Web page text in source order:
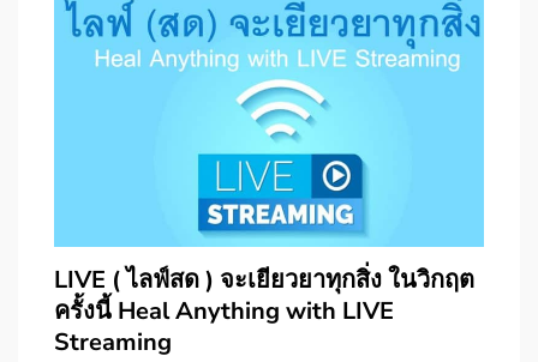
LIVE ( ไลฟ์สด ) จะเยียวยาทุกสิ่ง ในวิกฤต
ครั้งนี้ Heal Anything with LIVE
Streaming